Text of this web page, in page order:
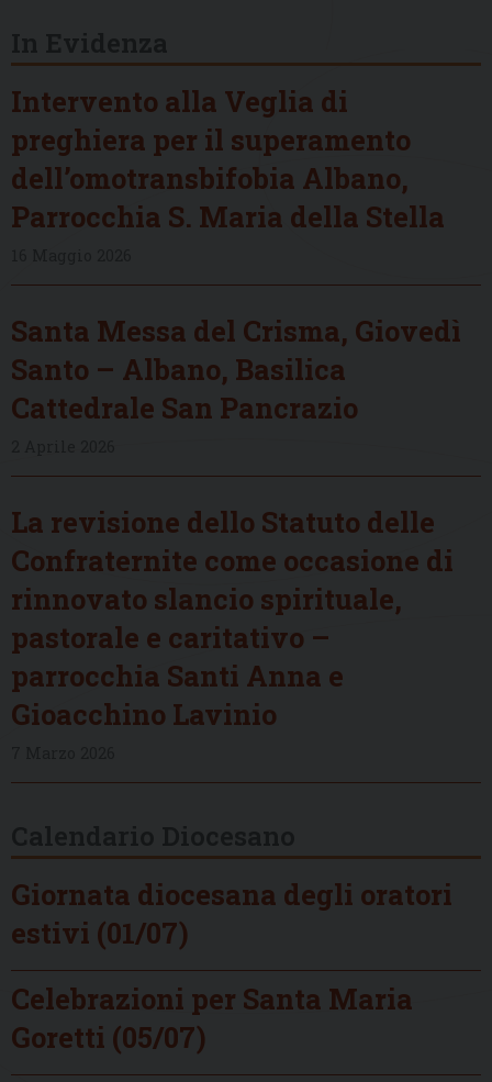
Intervento alla Veglia di
preghiera per il superamento
dell’omotransbifobia Albano,
Parrocchia S. Maria della Stella
Santa Messa del Crisma, Giovedì
Santo – Albano, Basilica
Cattedrale San Pancrazio
La revisione dello Statuto delle
Confraternite come occasione di
rinnovato slancio spirituale,
pastorale e caritativo –
parrocchia Santi Anna e
Gioacchino Lavinio
Giornata diocesana degli oratori
estivi (01/07)
Celebrazioni per Santa Maria
Goretti (05/07)